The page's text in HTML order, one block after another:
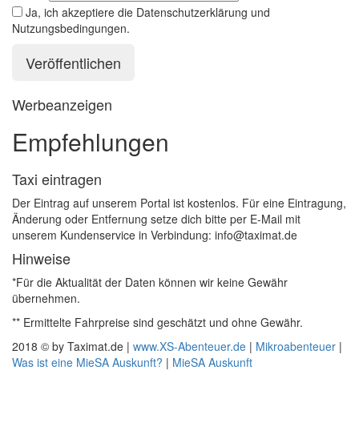
Ja, ich akzeptiere die Datenschutzerklärung und
Nutzungsbedingungen.
Werbeanzeigen
Empfehlungen
Taxi eintragen
Der Eintrag auf unserem Portal ist kostenlos. Für eine Eintragung,
Änderung oder Entfernung setze dich bitte per E-Mail mit
unserem Kundenservice in Verbindung: info@taximat.de
Hinweise
*Für die Aktualität der Daten können wir keine Gewähr
übernehmen.
** Ermittelte Fahrpreise sind geschätzt und ohne Gewähr.
2018 © by Taximat.de | www.XS-Abenteuer.de | Mikroabenteuer |
Was ist eine MieSA Auskunft? | MieSA Auskunft